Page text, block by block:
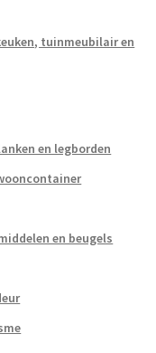
tuinmeubilair en
en legborden
en beugels